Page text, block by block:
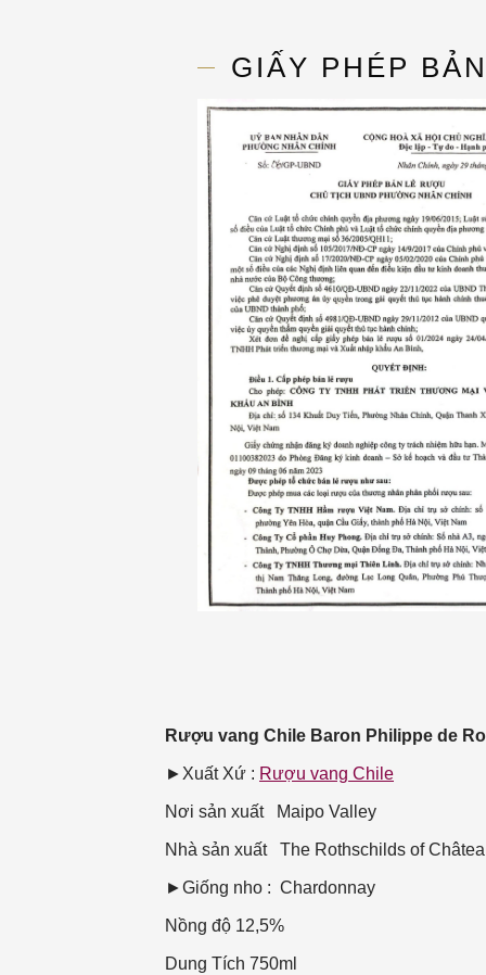
GIẤY PHÉP
Rượu vang Chile Baron Philippe de
►Xuất Xứ : Rượu vang Chile
Nơi sản xuất Maipo Valley
Nhà sản xuất The Rothschilds of
►Giống nho : Chardonnay
Nồng độ 12,5%
Dung Tích 750ml